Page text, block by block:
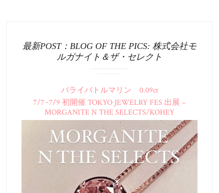
最新POST：BLOG OF THE PICS: 株式会社モ
ルガナイト＆ザ・セレクト
パライバトルマリン 0.09ct
7/7~7/9 初開催 TOKYO JEWELRY FES 出展 –
MORGANITE N THE SELECTS/KOHEY